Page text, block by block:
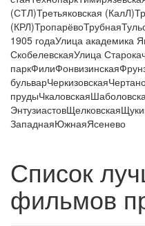
(СТЛ)Третьяковская (КалЛ)
(КРЛ)ТропарёвоТрубная
1905 годаУлица академика
СкобелевскаяУлица
паркФилиФонвизинская
бульварЧеркизовская
прудыЧкаловская
ЭнтузиастовЩелковская
ЗападнаяЮжнаяЯсенево
Список
фильмов